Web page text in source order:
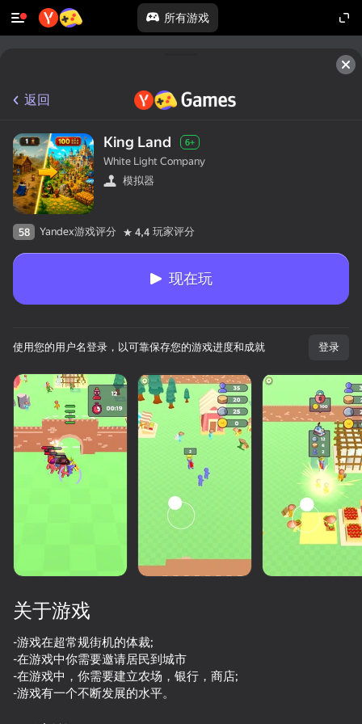
所有游戏
50+款顶级游戏。深受大家喜爱，甚至是“非游戏玩
73
76
返回
King Land 6+
White Light Company
模拟器
58 Yandex游戏评分 4,4 玩家评分
现在玩
使用您的用户名登录，以可靠保存您的游戏进度和成就 登录
关于游戏
-游戏在超常规街机的体裁;
-在游戏中你需要邀请居民到城市
-在游戏中，你需要建立农场，银行，商店;
-游戏有一个不断发展的水平。